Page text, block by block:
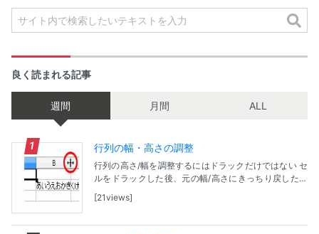
良く読まれる記事
週間 月間 ALL
行列の幅・高さの調整
行列の高さ/幅を調整するにはドラックだけではない セ
ルをドラックした後、元の幅/高さにきっちり戻したい
「標準値」にチェックを！ ドラックによる調整方法...
21views